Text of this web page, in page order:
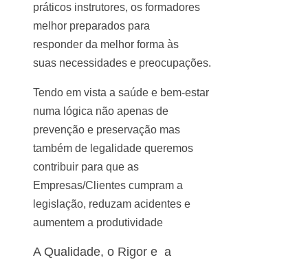
práticos instrutores, os formadores
melhor preparados para
responder da melhor forma às
suas necessidades e preocupações.
Tendo em vista a saúde e bem-estar
numa lógica não apenas de
prevenção e preservação mas
também de legalidade queremos
contribuir para que as
Empresas/Clientes cumpram a
legislação, reduzam acidentes e
aumentem a produtividade
A Qualidade, o Rigor e a